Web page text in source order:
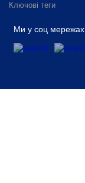
Ключові теги
Ми у соц мережах